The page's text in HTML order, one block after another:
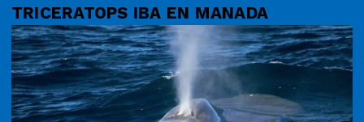
TRICERATOPS IBA EN MANADA